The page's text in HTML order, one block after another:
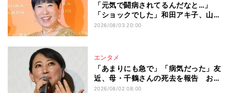
「元気で闘病されてるんだなと…」
「ショックでした」和田アキ子、山田
五郎さんとの交流秘話を明かす
2026/08/03 20:00
エンタメ
「あまりにも急で」「病気だった」友
近、母・千鶴さんの死去を報告 お別
れ会で驚いた光景とは「母親の知らな
2026/08/02 08:00